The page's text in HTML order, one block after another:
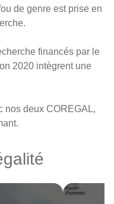
de genre est prise en
financés par le
2020 intègrent une
nos deux COREGAL,